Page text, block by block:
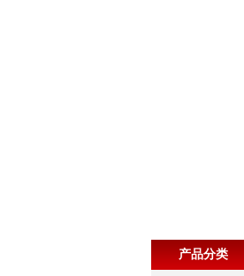
产品分类